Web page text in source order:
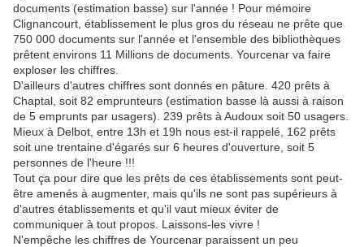
documents (estimation basse) sur l'année ! Pour mémoire
Clignancourt, établissement le plus gros du réseau ne prête que
750 000 documents sur l'année et l'ensemble des bibliothèques
prêtent environs 11 Millions de documents. Yourcenar va faire
exploser les chiffres.
D'ailleurs d'autres chiffres sont donnés en pâture. 420 prêts à
Chaptal, soit 82 emprunteurs (estimation basse là aussi à raison
de 5 emprunts par usagers). 239 prêts à Audoux soit 50 usagers.
Mieux à Delbot, entre 13h et 19h nous est-il rappelé, 162 prêts
soit une trentaine d'égarés sur 6 heures d'ouverture, soit 5
personnes de l'heure !!!
Tout ça pour dire que les prêts de ces établissements sont peut-
être amenés à augmenter, mais qu'ils ne sont pas supérieurs à
d'autres établissements et qu'il vaut mieux éviter de
communiquer à tout propos. Laissons-les vivre !
N'empêche les chiffres de Yourcenar paraissent un peu